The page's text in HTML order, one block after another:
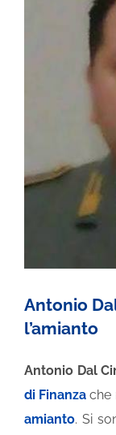
INVALIDITÀ
LIBRI E
Antonio
l’amianto
Antonio Dal
di Finanza che
amianto. Si